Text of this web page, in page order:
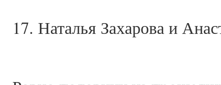
17. Наталья Захарова и